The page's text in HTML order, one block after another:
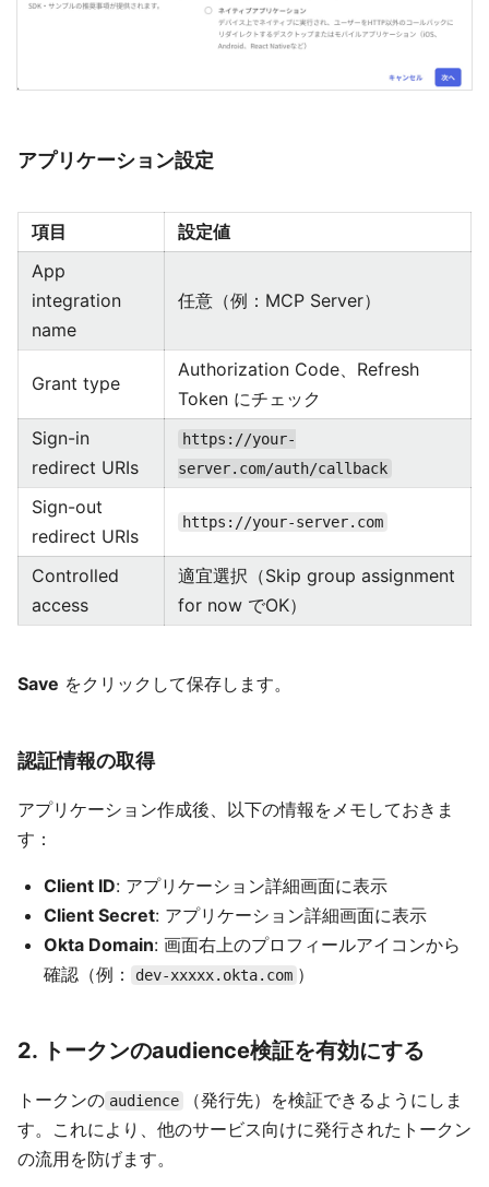
アプリケーション設定
項目
設定値
App
integration
name
任意（例：MCP Server）
Grant type
Authorization Code、Refresh
Token にチェック
Sign-in
redirect URIs
https://your-
server.com/auth/callback
Sign-out
redirect URIs
https://your-server.com
Controlled
access
適宜選択（Skip group assignment
for now でOK）
Save をクリックして保存します。
認証情報の取得
アプリケーション作成後、以下の情報をメモしておきま
す：
Client ID: アプリケーション詳細画面に表示
Client Secret: アプリケーション詳細画面に表示
Okta Domain: 画面右上のプロフィールアイコンから
確認（例：
dev-xxxxx.okta.com ）
2. トークンのaudience検証を有効にする
トークンの audience
（発行先）を検証できるようにしま
す。これにより、他のサービス向けに発行されたトークン
の流用を防げます。